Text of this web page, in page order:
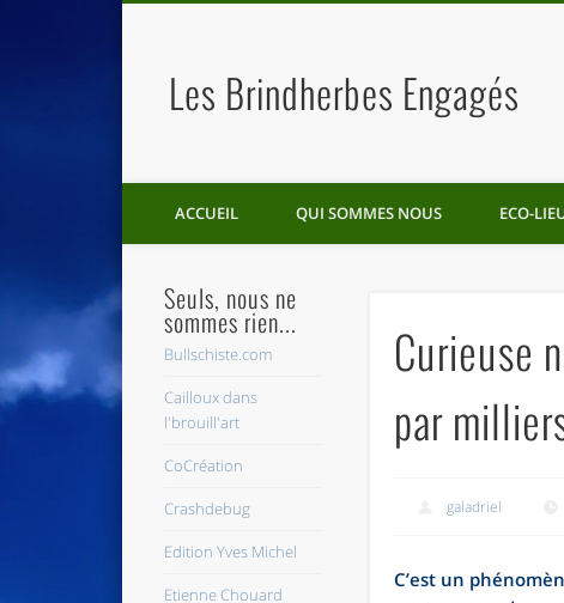
Les Brindherbes Engagés
ACCUEIL QUI SOMMES NOUS ECO-
Curieuse
par
galadriel
C’est un
Seuls, nous ne
sommes rien...
Bullschiste.com
Cailloux dans
l'brouill'art
CoCréation
Crashdebug
Edition Yves Michel
Etienne Chouard